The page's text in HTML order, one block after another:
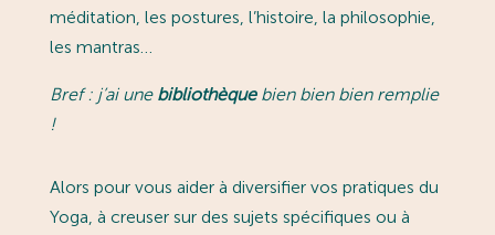
méditation, les postures, l’histoire, la philosophie,
les mantras…
Bref : j’ai une bibliothèquebien bien bien remplie
!
Alors pour vous aider à diversifier vos pratiques du
Yoga, à creuser sur des sujets spécifiques ou à